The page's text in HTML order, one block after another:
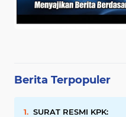
Berita Terpopuler
SURAT RESMI KPK: